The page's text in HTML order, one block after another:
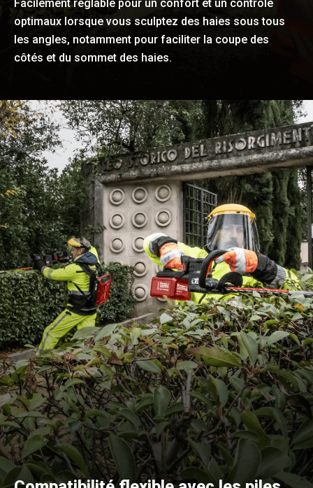
Facilement réglable pour un confort et un contrôle
optimaux lorsque vous sculptez des haies sous tous
les angles, notamment pour faciliter la coupe des
côtés et du sommet des haies.